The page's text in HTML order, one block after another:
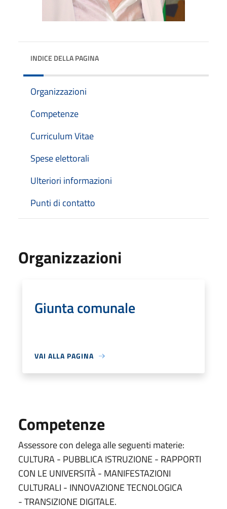
INDICE DELLA PAGINA
Organizzazioni
Competenze
Curriculum Vitae
Spese elettorali
Ulteriori informazioni
Punti di contatto
Organizzazioni
Giunta comunale
VAI ALLA PAGINA
Competenze
Assessore con delega alle seguenti materie:
CULTURA - PUBBLICA ISTRUZIONE - RAPPORTI
CON LE UNIVERSITÀ - MANIFESTAZIONI
CULTURALI - INNOVAZIONE TECNOLOGICA
- TRANSIZIONE DIGITALE.